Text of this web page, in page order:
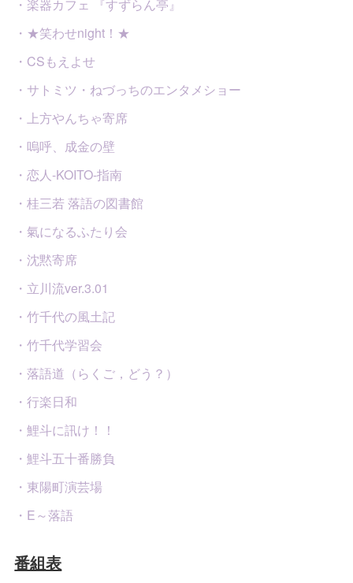
・楽器カフェ 『すずらん亭』
・★笑わせnight！★
・CSもえよせ
・サトミツ・ねづっちのエンタメショー
・上方やんちゃ寄席
・嗚呼、成金の壁
・恋人-KOITO-指南
・桂三若 落語の図書館
・氣になるふたり会
・沈黙寄席
・立川流ver.3.01
・竹千代の風土記
・竹千代学習会
・落語道（らくご，どう？）
・行楽日和
・鯉斗に訊け！！
・鯉斗五十番勝負
・東陽町演芸場
・E～落語
番組表